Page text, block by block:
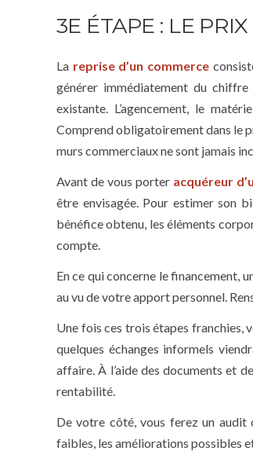
3E ÉTAPE : LE PRIX
La reprise d’un commerce
générer immédiatement du chiffre
existante. L’agencement, le
Comprend obligatoirement dans le
murs commerciaux ne sont jamais
Avant de vous porter acquéreur
être envisagée. Pour estimer son
bénéfice obtenu, les éléments
compte.
En ce qui concerne le financement,
au vu de votre apport personnel.
Une fois ces trois étapes franchies,
quelques échanges informels
affaire. À l’aide des documents et
rentabilité.
De votre côté, vous ferez un audit
faibles, les améliorations possibles